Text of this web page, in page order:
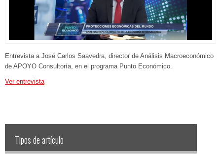
Entrevista a José Carlos Saavedra, director de Análisis Macroeconómico
de APOYO Consultoría, en el programa Punto Económico.
Ver entrevista
Tipos de artículo